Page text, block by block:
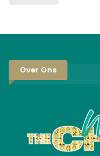
Over Ons